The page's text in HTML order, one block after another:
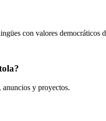
con valores democráticos
anuncios y proyectos.